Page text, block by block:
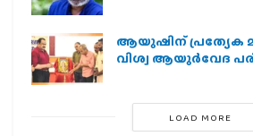
ആയുഷിന് പ്രത്യേക
വിശ്വ ആയുര്‍വേദ
LOAD MORE